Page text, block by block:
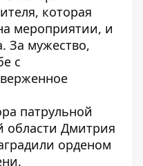
которая
мероприятии, и
За мужество,
с
патрульной
области Дмитрия
орденом